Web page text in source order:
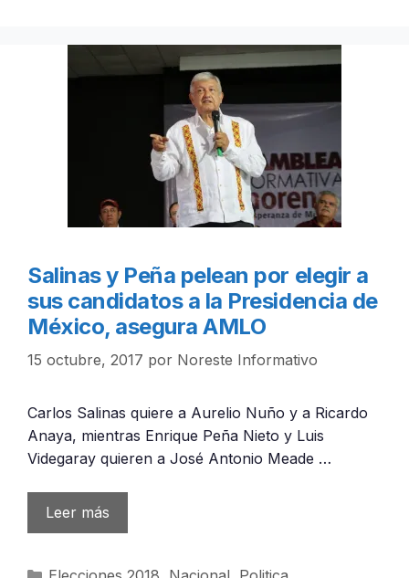
Salinas y Peña pelean por elegir a
sus candidatos a la Presidencia de
México, asegura AMLO
15 octubre, 2017 por Noreste Informativo
Carlos Salinas quiere a Aurelio Nuño y a Ricardo
Anaya, mientras Enrique Peña Nieto y Luis
Videgaray quieren a José Antonio Meade …
Leer más
Categorías